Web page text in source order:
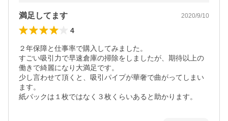
満足してます 2020/9/10
4
２年保障と仕事率で購入してみました。
すごい吸引力で早速倉庫の掃除をしましたが、期待以上の
働きで綺麗になり大満足です。
少し言わせて頂くと、吸引パイプが華奢で曲がってしまい
ます。
紙パックは１枚ではなく３枚くらいあると助かります。